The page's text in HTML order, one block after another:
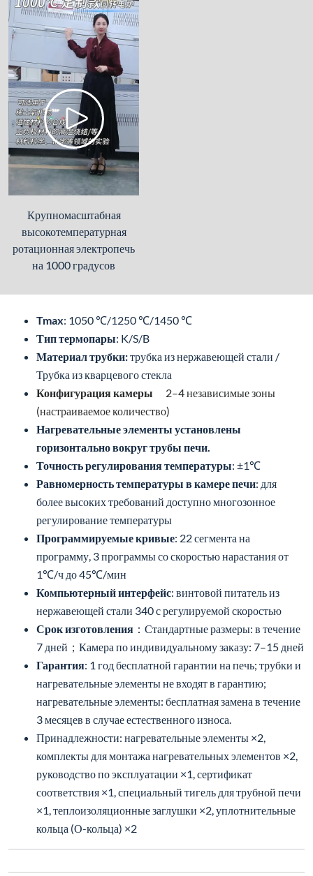
Крупномасштабная
высокотемпературная
ротационная электропечь
на 1000 градусов
Tmax: 1050 ℃/1250 ℃/1450 ℃
Тип термопары: K/S/B
Материал трубки:трубка из нержавеющей стали /
Трубка из кварцевого стекла
Конфигурация камеры
2–4 независимые зоны
(настраиваемое количество)
Нагревательные элементы установлены
горизонтально вокруг трубы печи.
Точность регулирования температуры: ±1℃
Равномерность температуры в камере печи: для
более высоких требований доступно многозонное
регулирование температуры
Программируемые кривые: 22 сегмента на
программу, 3 программы со скоростью нарастания от
1℃/ч до 45℃/мин
Компьютерный интерфейс: винтовой питатель из
нержавеющей стали 340 с регулируемой скоростью
Срок изготовления ：Стандартные размеры: в течение
7 дней；Камера по индивидуальному заказу: 7–15 дней
Гарантия: 1 год бесплатной гарантии на печь; трубки и
нагревательные элементы не входят в гарантию;
нагревательные элементы: бесплатная замена в течение
3 месяцев в случае естественного износа.
Принадлежности: нагревательные элементы ×2,
комплекты для монтажа нагревательных элементов ×2,
руководство по эксплуатации ×1, сертификат
соответствия ×1, специальный тигель для трубной печи
×1, теплоизоляционные заглушки ×2, уплотнительные
кольца (О-кольца) ×2